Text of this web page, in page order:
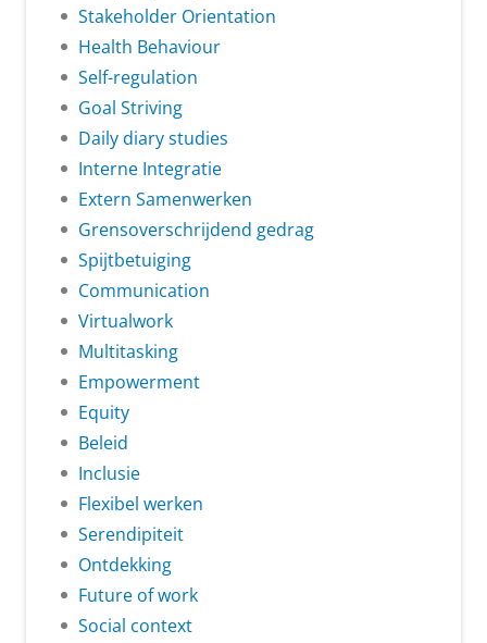
Stakeholder Orientation
Health Behaviour
Self-regulation
Goal Striving
Daily diary studies
Interne Integratie
Extern Samenwerken
Grensoverschrijdend gedrag
Spijtbetuiging
Communication
Virtualwork
Multitasking
Empowerment
Equity
Beleid
Inclusie
Flexibel werken
Serendipiteit
Ontdekking
Future of work
Social context